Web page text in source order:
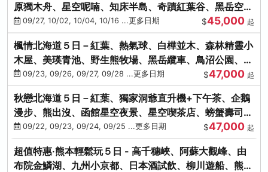
原獨木舟、星空呢喃、知床半島、奇蹟紅葉谷、黑岳空中
纜車、旭山動物園
09/27, 10/02, 10/04, 10/16 ...更多日期 $45,000 起
楓情北海道５日－紅葉、熱氣球、白樺並木、森林精靈小
木屋、美瑛青池、野生熊牧場、黑岳纜車、鳥沼公園、紅
葉奇蹟谷、螃蟹吃到飽
09/23, 09/26, 09/27, 09/28 ...更多日期 $47,000 起
秋戀北海道５日－紅葉、獨家洞爺直升機+下午茶、企鵝
漫步、熊出沒、函館星空夜景、星空喫茶店、螃蟹壽司、
海膽、三大螃蟹放題
09/22, 09/23, 09/24, 09/25 ...更多日期 $47,000 起
超值特惠‧熊本輕鬆玩５日 - 高千穗峽、阿蘇大觀峰、由
布院金鱗湖、九州小京都、日本酒試飲、柳川遊船、熊本